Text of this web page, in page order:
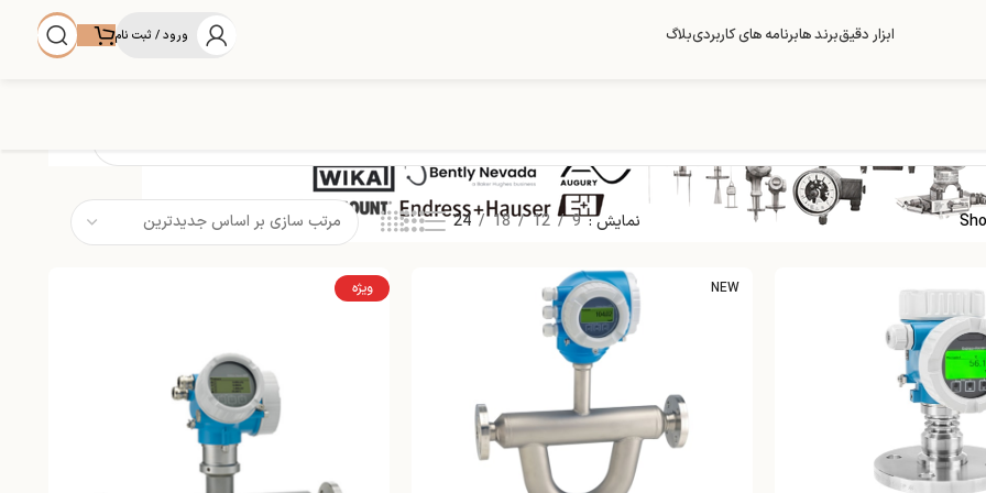
ابزار دقیقبرند هابرنامه های کاربردیبلاگ ورود / ثبت نام
نمایش 9
12
18
24
NEW ویژه